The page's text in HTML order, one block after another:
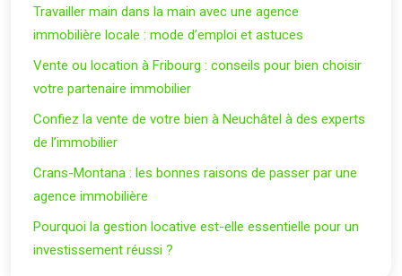
Travailler main dans la main avec une agence
immobilière locale : mode d’emploi et astuces
Vente ou location à Fribourg : conseils pour bien choisir
votre partenaire immobilier
Confiez la vente de votre bien à Neuchâtel à des experts
de l’immobilier
Crans-Montana : les bonnes raisons de passer par une
agence immobilière
Pourquoi la gestion locative est-elle essentielle pour un
investissement réussi ?